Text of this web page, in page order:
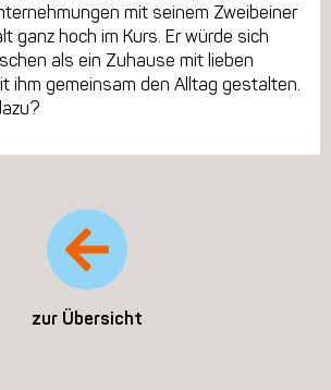
mit seinem Zweibeiner
ganz hoch im Kurs. Er würde sich
als ein Zuhause mit lieben
ihm gemeinsam den Alltag gestalten.
zur Übersicht